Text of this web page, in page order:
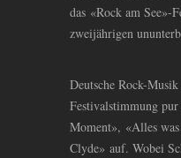
das «Rock am See»-
zweijährigen
Deutsche Rock-
Festivalstimmung
Moment», «Alles
Clyde» auf. Wobei